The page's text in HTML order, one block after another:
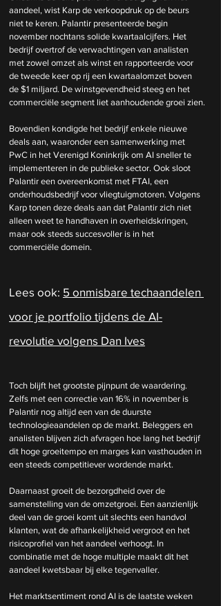
aandeel, wist Karp de verkoopdruk op de beurs
niet te keren. Palantir presenteerde begin
november nochtans solide kwartaalcijfers. Het
bedrijf overtrof de verwachtingen van analisten
met zowel omzet als winst en rapporteerde voor
de tweede keer op rij een kwartaalomzet boven
de $1 miljard. De winstgevendheid steeg en het
commerciële segment liet aanhoudende groei zien.
Bovendien kondigde het bedrijf enkele nieuwe
deals aan, waaronder een samenwerking met
PwC in het Verenigd Koninkrijk om AI sneller te
implementeren in de publieke sector. Ook sloot
Palantir een overeenkomst met FTAI, een
onderhoudsbedrijf voor vliegtuigmotoren. Volgens
Karp tonen deze deals aan dat Palantir zich niet
alleen weet te handhaven in overheidskringen,
maar ook steeds succesvoller is in het
commerciële domein.
Lees ook: 5 onmisbare techaandelen
voor je portfolio tijdens de AI-
revolutie volgens Dan Ives
Toch blijft het grootste pijnpunt de waardering.
Zelfs met een correctie van 16% in november is
Palantir nog altijd een van de duurste
technologieaandelen op de markt. Beleggers en
analisten blijven zich afvragen hoe lang het bedrijf
dit hoge groeitempo en marges kan vasthouden in
een steeds competitiever wordende markt.
Daarnaast groeit de bezorgdheid over de
samenstelling van de omzetgroei. Een aanzienlijk
deel van de groei komt uit slechts een handvol
klanten, wat de afhankelijkheid vergroot en het
risicoprofiel van het aandeel verhoogt. In
combinatie met de hoge multiple maakt dit het
aandeel kwetsbaar bij elke tegenvaller.
Het marktsentiment rond AI is de laatste weken